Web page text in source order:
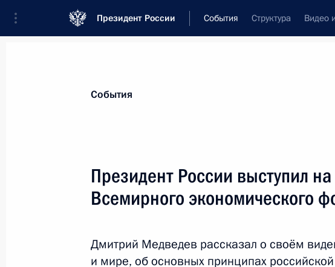
Президент России События Структура Видео
Новости
Послания Федеральному Собранию
Заявления по важнейшим вопросам
Речи и обращения
Пресс-
События
Президент России выступил
Всемирного экономического
Дмитрий Медведев рассказал о своём
и мире, об основных принципах